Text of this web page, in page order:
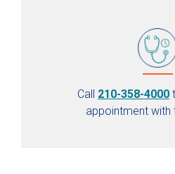
Call 210-358-4000
appointment with